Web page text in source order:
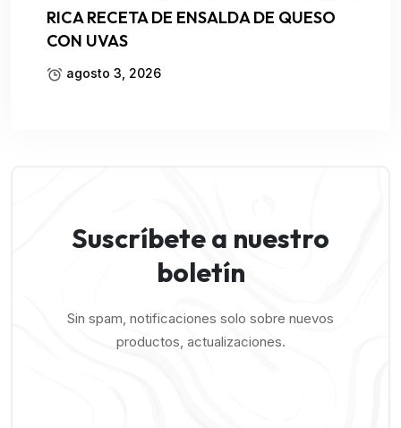
RICA RECETA DE ENSALDA DE QUESO
CON UVAS
agosto 3, 2026
Suscríbete a nuestro
boletín
Sin spam, notificaciones solo sobre nuevos
productos, actualizaciones.